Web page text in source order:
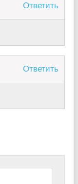
Ответить
Ответить